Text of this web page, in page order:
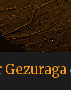
Gezuraga